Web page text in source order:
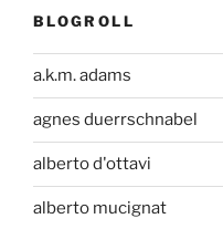
BLOGROLL
a.k.m. adams
agnes duerrschnabel
alberto d'ottavi
alberto mucignat